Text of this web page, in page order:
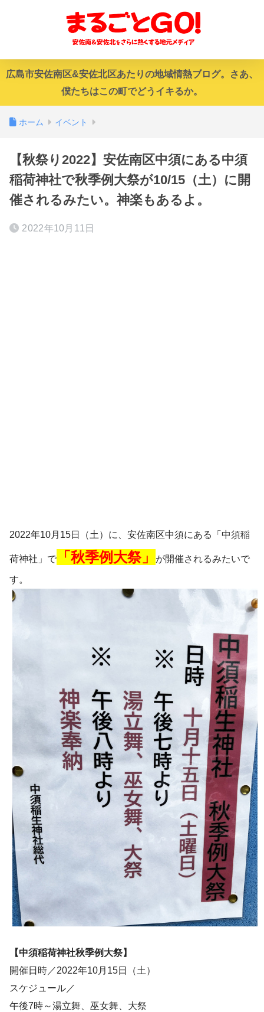
広島市安佐南区&安佐北区あたりの地域情熱ブログ。さあ、
僕たちはこの町でどうイキるか。
ホーム イベント
【秋祭り2022】安佐南区中須にある中須
稲荷神社で秋季例大祭が10/15（土）に開
催されるみたい。神楽もあるよ。
2022年10月11日
2022年10月15日（土）に、安佐南区中須にある「中須稲
荷神社」で 「秋季例大祭」 が開催されるみたいで
す。
【中須稲荷神社秋季例大祭】
開催日時／2022年10月15日（土）
スケジュール／
午後7時～湯立舞、巫女舞、大祭